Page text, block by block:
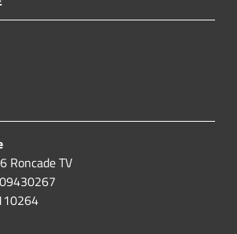
Roncade TV